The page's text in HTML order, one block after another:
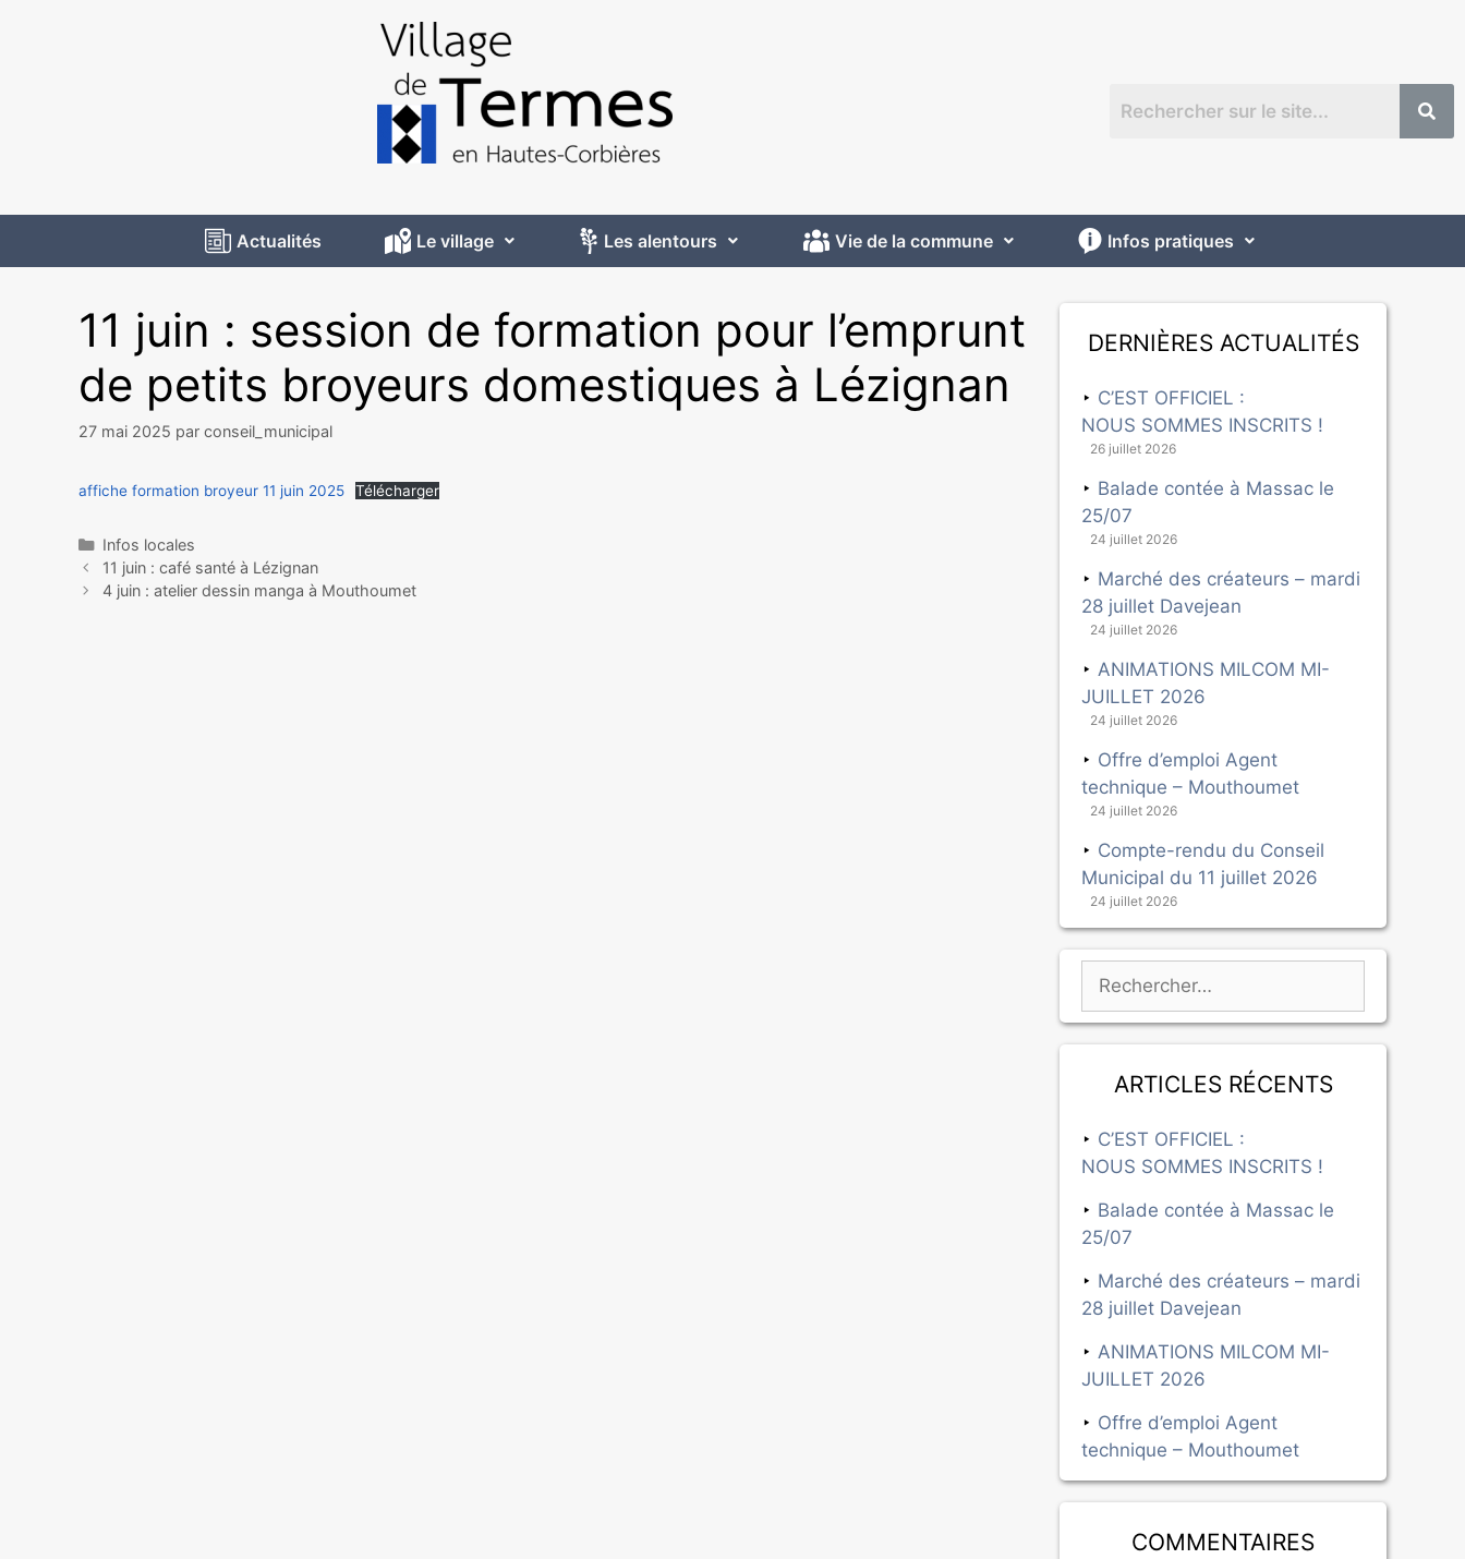
Actualités Le village Les alentours Vie de la commune Infos pratiques
11 juin : session de formation pour l’emprunt
de petits broyeurs domestiques à Lézignan
27 mai 2025 par conseil_municipal
affiche formation broyeur 11 juin 2025 Télécharger
Infos locales
11 juin : café santé à Lézignan
4 juin : atelier dessin manga à Mouthoumet
Dernières actualités
C’EST OFFICIEL :
NOUS SOMMES INSCRITS !
26 juillet 2026
Balade contée à Massac le
25/07
24 juillet 2026
Marché des créateurs – mardi
28 juillet Davejean
24 juillet 2026
ANIMATIONS MILCOM MI-
JUILLET 2026
24 juillet 2026
Offre d’emploi Agent
technique – Mouthoumet
24 juillet 2026
Compte-rendu du Conseil
Municipal du 11 juillet 2026
24 juillet 2026
Articles récents
C’EST OFFICIEL :
NOUS SOMMES INSCRITS !
Balade contée à Massac le
25/07
Marché des créateurs – mardi
28 juillet Davejean
ANIMATIONS MILCOM MI-
JUILLET 2026
Offre d’emploi Agent
technique – Mouthoumet
Commentaires